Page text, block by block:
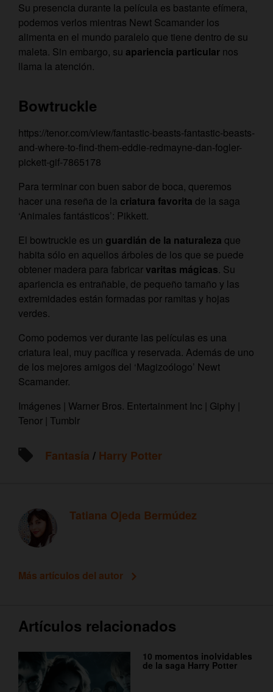
Su presencia durante la película es bastante efímera,
podemos verlos mientras Newt Scamander los
alimenta en el mundo paralelo que tiene dentro de su
maleta. Sin embargo, su apariencia particular nos
llama la atención.
Bowtruckle
https://tenor.com/view/fantastic-beasts-fantastic-beasts-
and-where-to-find-them-eddie-redmayne-dan-fogler-
pickett-gif-7865178
Para terminar con buen sabor de boca, queremos
hacer una reseña de la criatura favorita de la saga
‘Animales fantásticos’: Pikkett.
El bowtruckle es un guardián de la naturaleza que
habita sólo en aquellos árboles de los que se puede
obtener madera para fabricar varitas mágicas. Su
apariencia es entrañable, de pequeño tamaño y las
extremidades están formadas por ramitas y hojas
verdes.
Como podemos ver durante las películas es una
criatura leal, muy pacífica y reservada. Además de uno
de los mejores amigos del ‘Magizoólogo’ Newt
Scamander.
Imágenes | Warner Bros. Entertainment Inc | Giphy |
Tenor | Tumblr
Fantasía / Harry Potter
Tatiana Ojeda Bermúdez
Más artículos del autor
Artículos relacionados
10 momentos inolvidables
de la saga Harry Potter